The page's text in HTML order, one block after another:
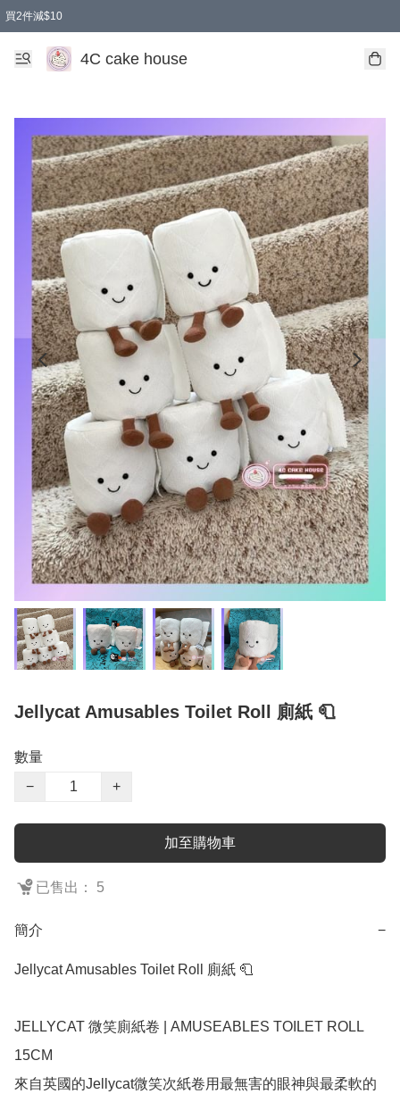
買2件減$10
任選兩件減$10
買兩盒減$10
買兩件減$10
買2件減$10
4C cake house
Jellycat Amusables Toilet Roll 廁紙 🧻
數量
−
+
加至購物車
已售出： 5
簡介 −
Jellycat Amusables Toilet Roll 廁紙 🧻
JELLYCAT 微笑廁紙卷 | AMUSEABLES TOILET ROLL
15CM
來自英國的Jellycat微笑次紙卷用最無害的眼神與最柔軟的